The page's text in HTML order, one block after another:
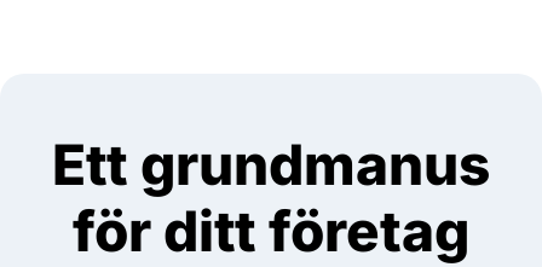
Ett grundmanus
för ditt företag